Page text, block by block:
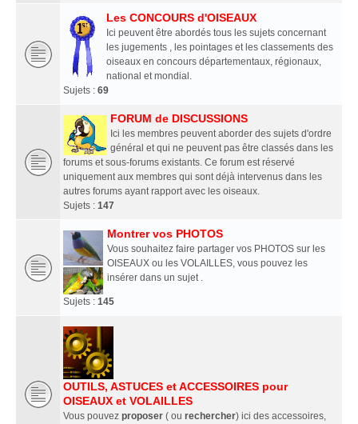
Les CONCOURS d'OISEAUX
Ici peuvent être abordés tous les sujets concernant
les jugements , les pointages et les classements des
oiseaux en concours départementaux, régionaux,
national et mondial.
Sujets : 69
FORUM de DISCUSSIONS
Ici les membres peuvent aborder des sujets d'ordre
général et qui ne peuvent pas être classés dans les
forums et sous-forums existants. Ce forum est réservé
uniquement aux membres qui sont déjà intervenus dans les
autres forums ayant rapport avec les oiseaux.
Sujets : 147
Montrer vos PHOTOS
Vous souhaitez faire partager vos PHOTOS sur les
OISEAUX ou les VOLAILLES, vous pouvez les
insérer dans un sujet .
Sujets : 145
OUTILS, ASTUCES et ACCESSOIRES pour
OISEAUX et VOLAILLES
Vous pouvez proposer ( ou rechercher) ici des accessoires,